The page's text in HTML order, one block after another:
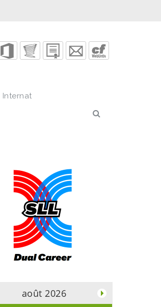
Internat
août 2026